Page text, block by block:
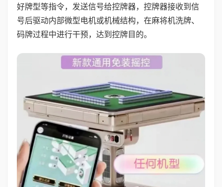
好牌型等指令，发送信号给控牌器，控牌器接收到信
号后驱动内部微型电机或机械结构，在麻将机洗牌、
码牌过程中进行干预，达到控牌目的。